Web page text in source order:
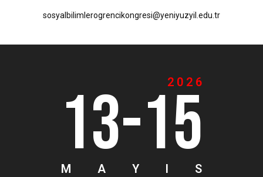
sosyalbilimlerogrencikongresi@yeniyuzyil.edu.tr
2026
13-15
M A Y I S